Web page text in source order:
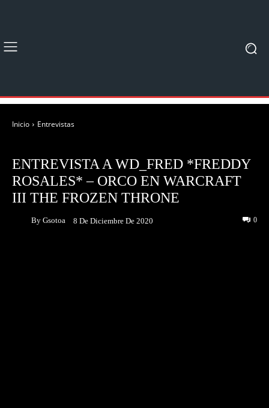
Inicio Entrevistas
ENTREVISTA A WD_FRED *FREDDY
ROSALES* – ORCO EN WARCRAFT
III THE FROZEN THRONE
By Gsotoa 8 De Diciembre De 2020 0